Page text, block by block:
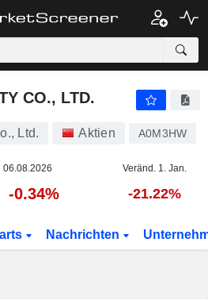
LTD.
CO., LTD.
Ltd. Aktien A0M3HW
06.08.2026 Veränd. 1. Jan.
-0.34% -21.22%
Nachrichten